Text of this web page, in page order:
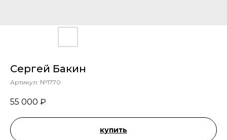
Сергей Бакин
Артикул: №1770
55 000 ₽
купить